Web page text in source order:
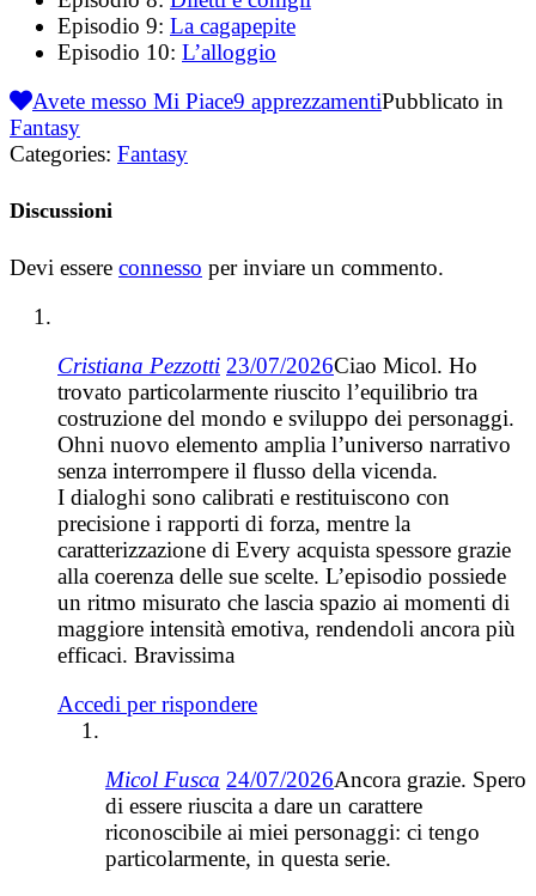
Episodio 9: La cagapepite
Episodio 10: L’alloggio
Avete messo Mi Piace9 apprezzamentiPubblicato in
Fantasy
Categories: Fantasy
Discussioni
Devi essere connesso per inviare un commento.
Cristiana Pezzotti 23/07/2026Ciao Micol. Ho
trovato particolarmente riuscito l’equilibrio tra
costruzione del mondo e sviluppo dei personaggi.
Ohni nuovo elemento amplia l’universo narrativo
senza interrompere il flusso della vicenda.
I dialoghi sono calibrati e restituiscono con
precisione i rapporti di forza, mentre la
caratterizzazione di Every acquista spessore grazie
alla coerenza delle sue scelte. L’episodio possiede
un ritmo misurato che lascia spazio ai momenti di
maggiore intensità emotiva, rendendoli ancora più
efficaci. Bravissima
Accedi per rispondere
Micol Fusca 24/07/2026Ancora grazie. Spero
di essere riuscita a dare un carattere
riconoscibile ai miei personaggi: ci tengo
particolarmente, in questa serie.